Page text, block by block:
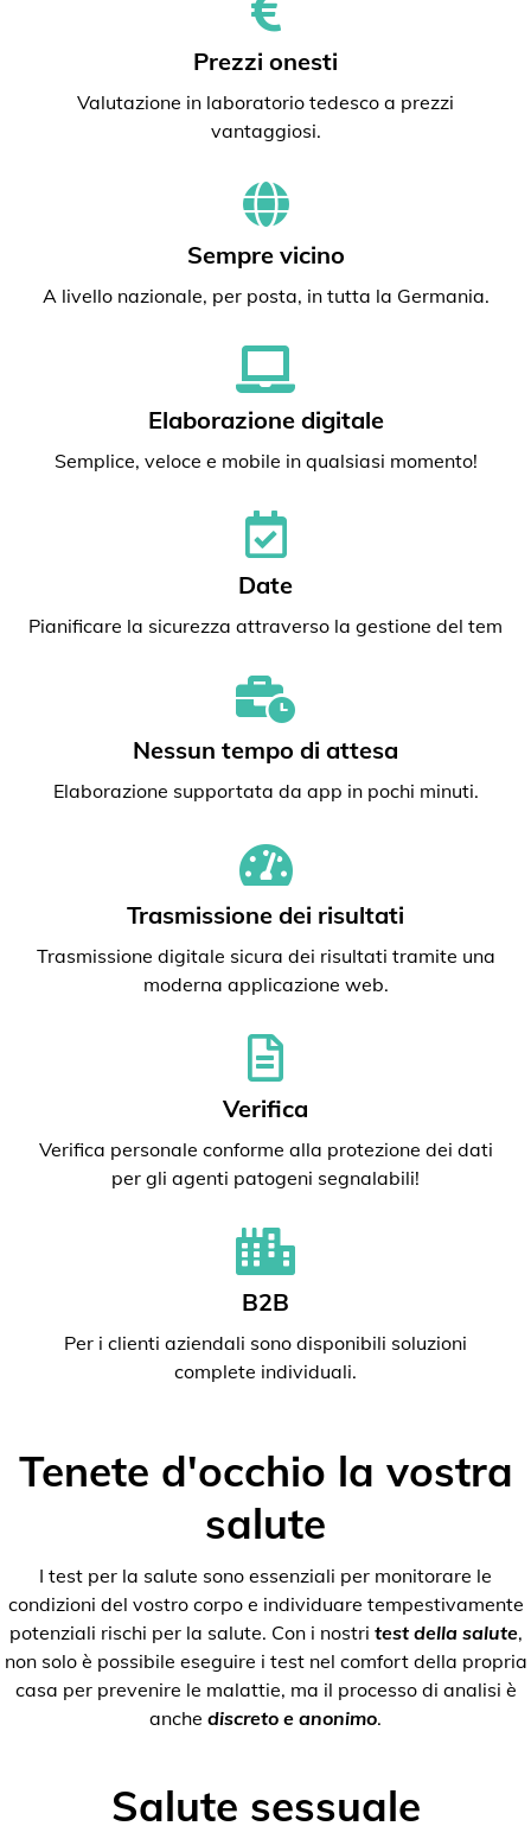
Prezzi onesti
Valutazione in laboratorio tedesco a prezzi
vantaggiosi.
Sempre vicino
A livello nazionale, per posta, in tutta la Germania.
Elaborazione digitale
Semplice, veloce e mobile in qualsiasi momento!
Date
Pianificare la sicurezza attraverso la gestione del tem
Nessun tempo di attesa
Elaborazione supportata da app in pochi minuti.
Trasmissione dei risultati
Trasmissione digitale sicura dei risultati tramite una
moderna applicazione web.
Verifica
Verifica personale conforme alla protezione dei dati
per gli agenti patogeni segnalabili!
B2B
Per i clienti aziendali sono disponibili soluzioni
complete individuali.
Tenete d'occhio la vostra
salute
I test per la salute sono essenziali per monitorare le
condizioni del vostro corpo e individuare tempestivamente
potenziali rischi per la salute. Con i nostri test della salute,
non solo è possibile eseguire i test nel comfort della propria
casa per prevenire le malattie, ma il processo di analisi è
anche discreto e anonimo.
Salute sessuale